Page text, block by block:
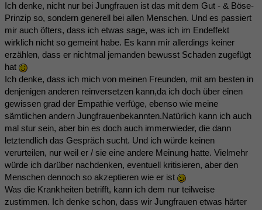
Ich denke, nicht nur bei Jungfrauen ist das mit dem Gut - & Böse-
Prinzip so, sondern generell bei allen Menschen. Und es passiert
mir auch öfters, dass ich etwas sage, was ich im Endeffekt
wirklich nicht so gemeint habe. Es kann mir allerdings keiner
erzählen, dass er nichtmal jemanden bewusst Schaden zugefügt
hat
Ich denke, dass ich mich von meinen Freunden, mit am besten in
denjenigen anderen reinversetzen kann,da ich doch über einen
gewissen grad der Empathie verfüge, ebenso wie meine
sämtlichen andern Jungfrauenbekannten.Natürlich kann ich auch
mal stur sein, aber bin es doch auch immerwieder, die dann
letztendlich das Gespräch sucht. Und ich würde keinen
verurteilen, nur weil er / sie eine andere Meinung hatte. Vielmehr
würde ich darüber nachdenken, eventuell kritisieren, aber den
Menschen dennoch so akzeptieren wie er ist
Was die Krankheiten betrifft, kann ich dem nur teilweise
zustimmen. Ich denke schon, dass wir Jungfrauen etwas härter